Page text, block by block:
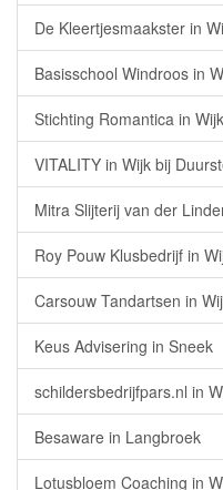
De Kleertjesmaakster in
Basisschool Windroos in
Stichting Romantica in
VITALITY in Wijk bij
Mitra Slijterij van der
Roy Pouw Klusbedrijf in
Carsouw Tandartsen in
Keus Advisering in Sneek
schildersbedrijfpars.nl in
Besaware in Langbroek
Lotusbloem Coaching in